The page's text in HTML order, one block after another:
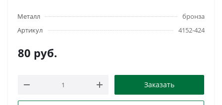
Металл
бронза
Артикул
4152-424
80 руб.
Заказать